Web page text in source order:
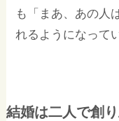
も「まあ、あの人
れるようになって
結婚は二人で創